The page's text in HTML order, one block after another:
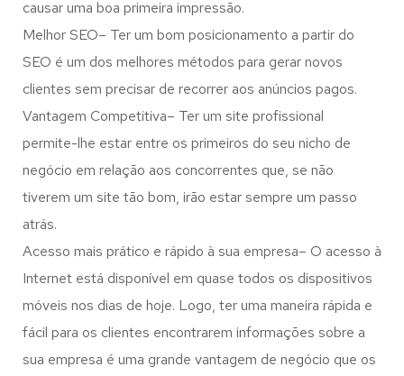
causar uma boa primeira impressão.
Melhor SEO– Ter um bom posicionamento a partir do
SEO é um dos melhores métodos para gerar novos
clientes sem precisar de recorrer aos anúncios pagos.
Vantagem Competitiva– Ter um site profissional
permite-lhe estar entre os primeiros do seu nicho de
negócio em relação aos concorrentes que, se não
tiverem um site tão bom, irão estar sempre um passo
atrás.
Acesso mais prático e rápido à sua empresa– O acesso à
Internet está disponível em quase todos os dispositivos
móveis nos dias de hoje. Logo, ter uma maneira rápida e
fácil para os clientes encontrarem informações sobre a
sua empresa é uma grande vantagem de negócio que os